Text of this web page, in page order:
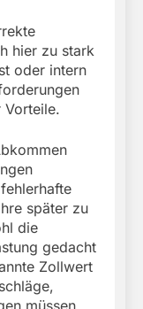
hier zu stark
oder intern
später zu
die
gedacht
Zollwert
müssen